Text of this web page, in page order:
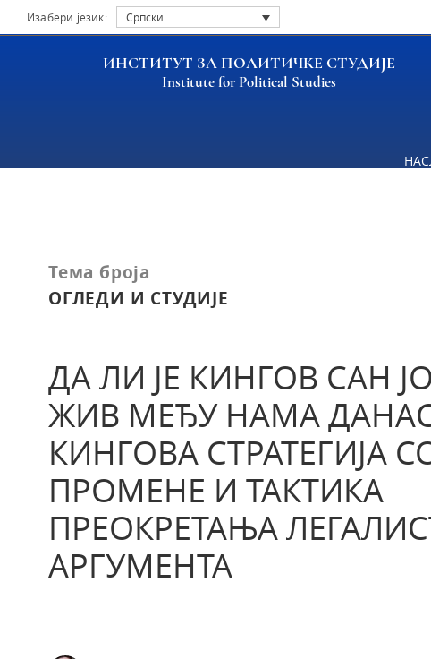
Изабери језик: Српски
ИНСТИТУТ ЗА ПОЛИТИЧКЕ СТУДИЈЕ
Institute for Political Studies
ДА ЛИ ЈЕ КИНГОВ САН ЈОШ УВЕК ЖИВ МЕЂУ НАМА
Тема броја
ОГЛЕДИ И СТУДИЈЕ
ДА ЛИ ЈЕ КИНГОВ САН
ЖИВ МЕЂУ НАМА
КИНГОВА СТРАТЕГИЈА
ПРОМЕНЕ И ТАКТИКА
ПРЕОКРЕТАЊА
АРГУМЕНТА